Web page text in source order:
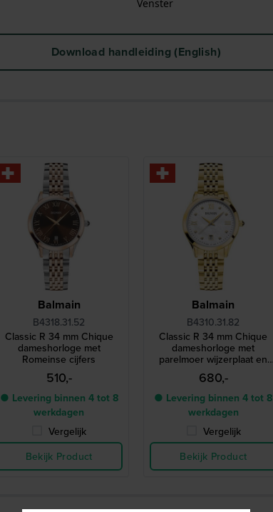
Venster
Download handleiding (English)
Balmain
B4318.31.52
Classic R 34 mm Chique
dameshorloge met
Romeinse cijfers
510,-
● Levering binnen 4 tot 8
werkdagen
Vergelijk
Bekijk Product
Balmain
B4310.31.82
Classic R 34 mm Chique
dameshorloge met
parelmoer wijzerplaat en
diamanten indexen
680,-
● Levering binnen 4 tot 8
werkdagen
Vergelijk
Bekijk Product